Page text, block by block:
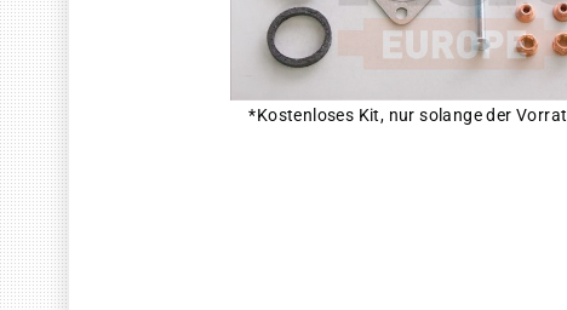
*Kostenloses Kit, nur solange der